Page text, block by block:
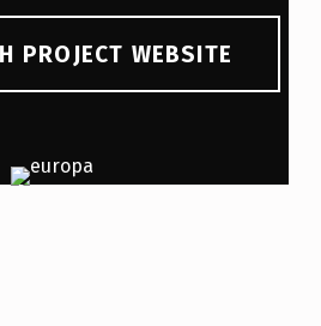
PROJECT WEBSITE